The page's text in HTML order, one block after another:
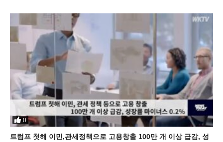
0
트럼프 첫해 이민,관세정책으로 고용창출 100만 개 이상 급감, 성